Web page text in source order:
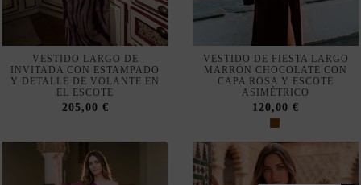
VESTIDO LARGO DE
INVITADA CON ESTAMPADO
Y DETALLE DE VOLANTE EN
EL ESCOTE
205,00 €
VESTIDO DE FIESTA LARGO
MARRÓN CHOCOLATE CON
CAPA ROSA Y ESCOTE
ASIMÉTRICO
120,00 €